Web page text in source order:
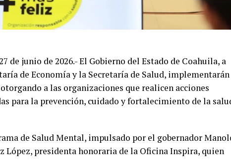
de junio de 2026.- El Gobierno del Estado de Coahuila, a
de Economía y la Secretaría de Salud, implementarán
a las organizaciones que realicen acciones
para la prevención, cuidado y fortalecimiento de la
de Salud Mental, impulsado por el gobernador
López, presidenta honoraria de la Oficina Inspira, quien